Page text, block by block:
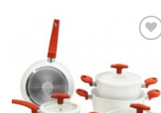
Add to
Wishlist